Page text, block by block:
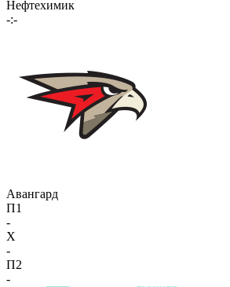
Нефтехимик
-:-
Авангард
П1
-
X
-
П2
-